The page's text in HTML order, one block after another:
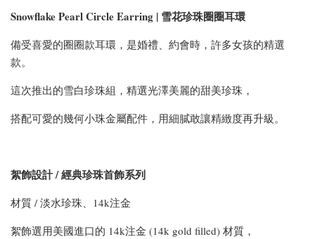
Snowflake Pearl Circle Earring | 雪花珍珠圈圈耳環
備受喜愛的圈圈款耳環，是婚禮、約會時，許多女孩的精選
款。
這次推出的雪白珍珠組，精選光澤美麗的甜美珍珠，
搭配可愛的幾何小珠金屬配件，用細膩敢讓精緻度再升級。
絮飾設計 / 經典珍珠首飾系列
材質 / 淡水珍珠、14k注金
絮飾選用美國進口的 14k注金 (14k gold filled) 材質，